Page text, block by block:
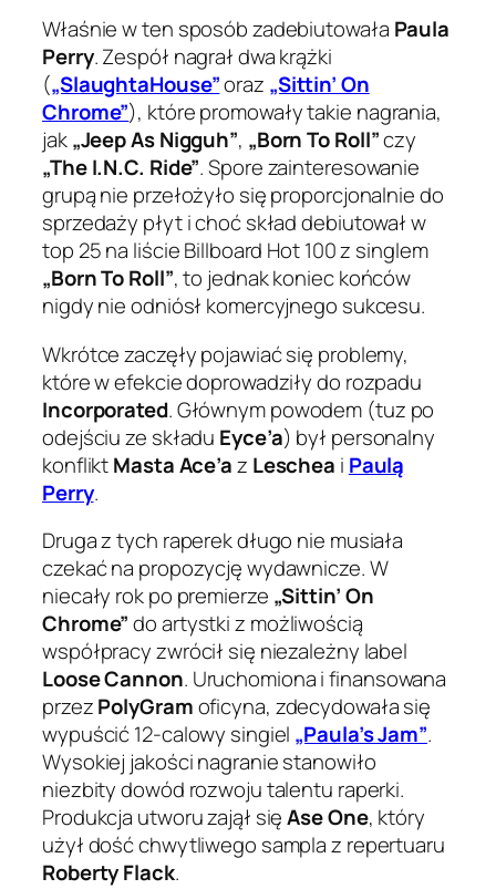
Właśnie w ten sposób zadebiutowała Paula
Perry. Zespół nagrał dwa krążki
(„SlaughtaHouse”oraz „Sittin’ On
Chrome”), które promowały takie nagrania,
jak„Jeep As Nigguh”, „Born To Roll”czy
„The I.N.C. Ride”. Spore zainteresowanie
grupą nie przełożyło się proporcjonalnie do
sprzedaży płyt i choć skład debiutował w
top 25 na liście Billboard Hot 100 z singlem
„Born To Roll”, to jednak koniec końców
nigdy nie odniósł komercyjnego sukcesu.
Wkrótce zaczęły pojawiać się problemy,
które w efekcie doprowadziły do rozpadu
Incorporated. Głównym powodem (tuz po
odejściu ze składu Eyce’a) był personalny
konfliktMasta Ace’az Leschea i Paulą
Perry.
Druga z tych raperek długo nie musiała
czekać na propozycję wydawnicze. W
niecały rok po premierze „Sittin’ On
Chrome”do artystki z możliwością
współpracy zwrócił się niezależny label
Loose Cannon. Uruchomiona i finansowana
przezPolyGramoficyna, zdecydowała się
wypuścić 12-calowy singiel „Paula’s Jam”.
Wysokiej jakości nagranie stanowiło
niezbity dowód rozwoju talentu raperki.
Produkcja utworu zajął sięAse One, który
użył dość chwytliwego sampla z repertuaru
Roberty Flack.